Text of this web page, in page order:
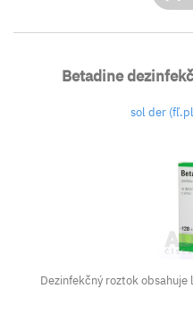
Betadine
sol der
Dezinfekčný roztok